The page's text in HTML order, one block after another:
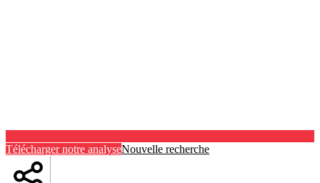
Télécharger notre analyseNouvelle recherche